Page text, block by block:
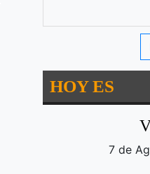
HOY ES
7 de